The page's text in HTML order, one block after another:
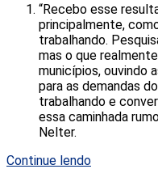
“Recebo esse
principalmente,
trabalhando.
mas o que
municípios, ouvindo
para as demandas
trabalhando e
essa caminhada
Nelter.
Continue lendo